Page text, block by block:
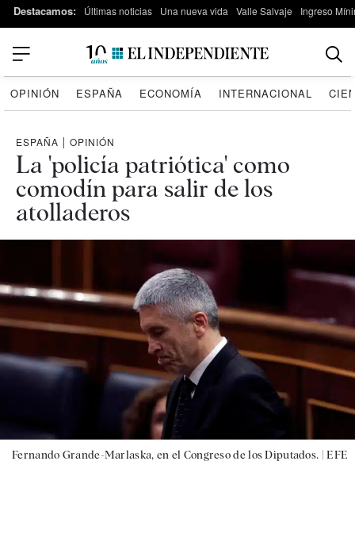
Destacamos: Últimas noticias Una nueva vida Valle Salvaje Ingreso
OPINIÓN ESPAÑA ECONOMÍA INTERNACIONAL
ESPAÑA | OPINIÓN
La 'policía patriótica' como
comodín para salir de los
atolladeros
Fernando Grande-Marlaska, en el Congreso de los Diputados. |EFE